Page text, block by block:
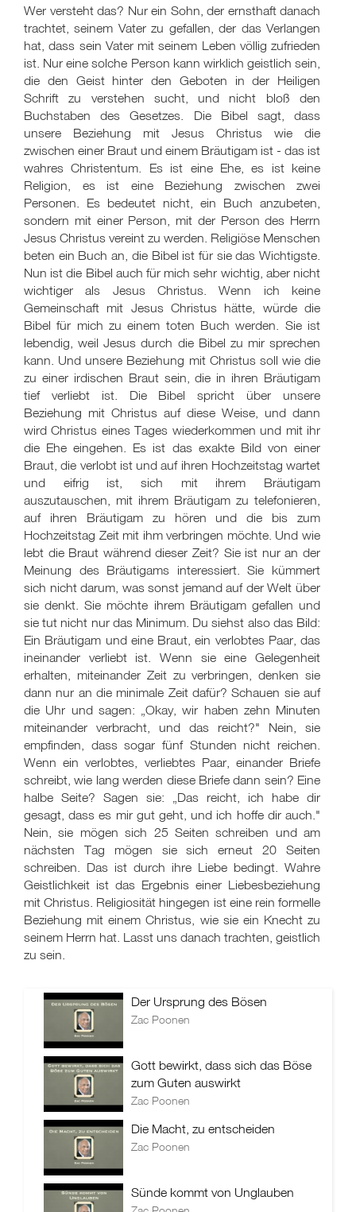
Wer versteht das? Nur ein Sohn, der ernsthaft danach
trachtet, seinem Vater zu gefallen, der das Verlangen
hat, dass sein Vater mit seinem Leben völlig zufrieden
ist. Nur eine solche Person kann wirklich geistlich sein,
die den Geist hinter den Geboten in der Heiligen
Schrift zu verstehen sucht, und nicht bloß den
Buchstaben des Gesetzes. Die Bibel sagt, dass
unsere Beziehung mit Jesus Christus wie die
zwischen einer Braut und einem Bräutigam ist - das ist
wahres Christentum. Es ist eine Ehe, es ist keine
Religion, es ist eine Beziehung zwischen zwei
Personen. Es bedeutet nicht, ein Buch anzubeten,
sondern mit einer Person, mit der Person des Herrn
Jesus Christus vereint zu werden. Religiöse Menschen
beten ein Buch an, die Bibel ist für sie das Wichtigste.
Nun ist die Bibel auch für mich sehr wichtig, aber nicht
wichtiger als Jesus Christus. Wenn ich keine
Gemeinschaft mit Jesus Christus hätte, würde die
Bibel für mich zu einem toten Buch werden. Sie ist
lebendig, weil Jesus durch die Bibel zu mir sprechen
kann. Und unsere Beziehung mit Christus soll wie die
zu einer irdischen Braut sein, die in ihren Bräutigam
tief verliebt ist. Die Bibel spricht über unsere
Beziehung mit Christus auf diese Weise, und dann
wird Christus eines Tages wiederkommen und mit ihr
die Ehe eingehen. Es ist das exakte Bild von einer
Braut, die verlobt ist und auf ihren Hochzeitstag wartet
und eifrig ist, sich mit ihrem Bräutigam
auszutauschen, mit ihrem Bräutigam zu telefonieren,
auf ihren Bräutigam zu hören und die bis zum
Hochzeitstag Zeit mit ihm verbringen möchte. Und wie
lebt die Braut während dieser Zeit? Sie ist nur an der
Meinung des Bräutigams interessiert. Sie kümmert
sich nicht darum, was sonst jemand auf der Welt über
sie denkt. Sie möchte ihrem Bräutigam gefallen und
sie tut nicht nur das Minimum. Du siehst also das Bild:
Ein Bräutigam und eine Braut, ein verlobtes Paar, das
ineinander verliebt ist. Wenn sie eine Gelegenheit
erhalten, miteinander Zeit zu verbringen, denken sie
dann nur an die minimale Zeit dafür? Schauen sie auf
die Uhr und sagen: „Okay, wir haben zehn Minuten
miteinander verbracht, und das reicht?" Nein, sie
empfinden, dass sogar fünf Stunden nicht reichen.
Wenn ein verlobtes, verliebtes Paar, einander Briefe
schreibt, wie lang werden diese Briefe dann sein? Eine
halbe Seite? Sagen sie: „Das reicht, ich habe dir
gesagt, dass es mir gut geht, und ich hoffe dir auch."
Nein, sie mögen sich 25 Seiten schreiben und am
nächsten Tag mögen sie sich erneut 20 Seiten
schreiben. Das ist durch ihre Liebe bedingt. Wahre
Geistlichkeit ist das Ergebnis einer Liebesbeziehung
mit Christus. Religiosität hingegen ist eine rein formelle
Beziehung mit einem Christus, wie sie ein Knecht zu
seinem Herrn hat. Lasst uns danach trachten, geistlich
zu sein.
Der Ursprung des Bösen
Zac Poonen
Gott bewirkt, dass sich das Böse
zum Guten auswirkt
Zac Poonen
Die Macht, zu entscheiden
Zac Poonen
Sünde kommt von Unglauben